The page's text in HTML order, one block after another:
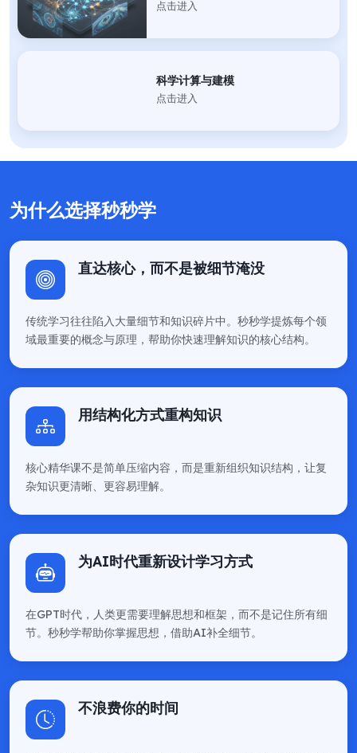
点击进入
科学计算与建模
点击进入
为什么选择秒秒学
直达核心，而不是被细节淹没
传统学习往往陷入大量细节和知识碎片中。秒秒学提炼每个领
域最重要的概念与原理，帮助你快速理解知识的核心结构。
用结构化方式重构知识
核心精华课不是简单压缩内容，而是重新组织知识结构，让复
杂知识更清晰、更容易理解。
为AI时代重新设计学习方式
在GPT时代，人类更需要理解思想和框架，而不是记住所有细
节。秒秒学帮助你掌握思想，借助AI补全细节。
不浪费你的时间